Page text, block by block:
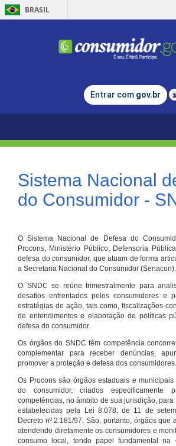
BRASIL
Entrar com gov.br
Sistema Nacional
do Consumidor -
O Sistema Nacional de Defesa do
Procons, Ministério Público, Defensoria
defesa do consumidor, que atuam de forma
a Secretaria Nacional do Consumidor (Senacon).
O SNDC se reúne trimestralmente para
desafios enfrentados pelos consumidores e
estratégias de ação, tais como, fiscalizações
de entendimentos e elaboração de políticas
defesa do consumidor.
Os órgãos do SNDC têm competência
complementar para receber denúncias,
promover a proteção e defesa dos consumidores.
Os Procons são órgãos estaduais e
do consumidor, criados especificamente
competências, no âmbito de sua jurisdição,
estabelecidas pela Lei 8.078, de 11 de
Decreto nº 2.181/97. São, portanto, órgãos que
atendendo diretamente os consumidores e
consumo local, tendo papel fundamental na